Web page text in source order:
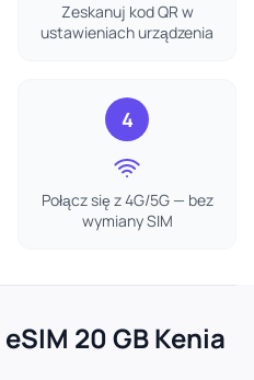
Zeskanuj kod QR w
ustawieniach urządzenia
4
Połącz się z 4G/5G — bez
wymiany SIM
20 GB Kenia